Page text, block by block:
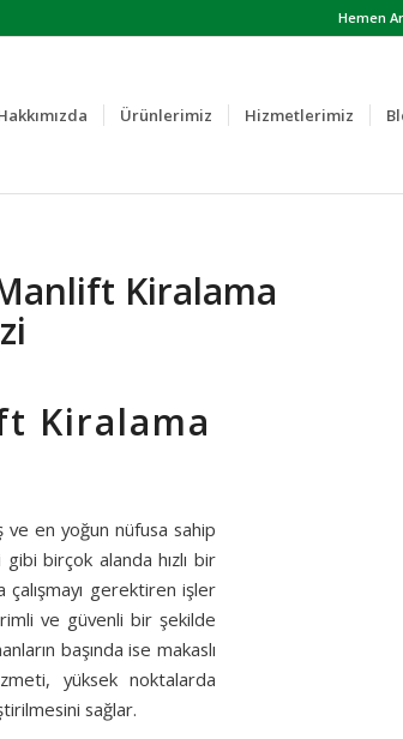
Hemen
Ürünlerimiz Hizmetlerimiz
Kiralama
Kiralama
ve en yoğun nüfusa sahip
birçok alanda hızlı bir
gerektiren işler
ve güvenli bir şekilde
başında ise makaslı
yüksek noktalarda
sağlar.